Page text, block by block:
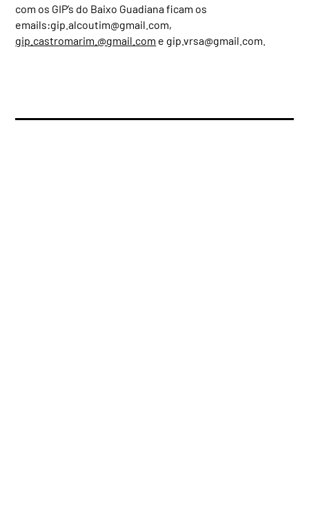
com os GIP’s do Baixo Guadiana ficam os
emails:gip.alcoutim@gmail.com,
gip.castromarim.@gmail.com e gip.vrsa@gmail.com